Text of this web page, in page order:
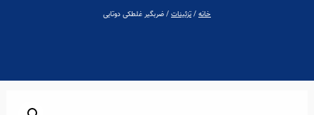
خانه/تزئینات/ ضربگیر غلطکی دوتایی